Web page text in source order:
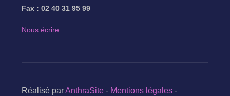
Fax : 02 40 31 95 99
Nous écrire
Réalisé parAnthraSite - Mentions légales -